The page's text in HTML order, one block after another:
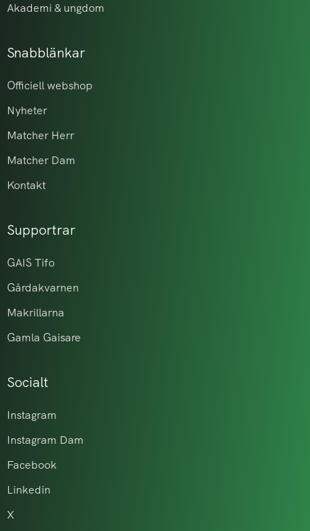
Akademi & ungdom
Snabblänkar
Officiell webshop
Nyheter
Matcher Herr
Matcher Dam
Kontakt
Supportrar
GAIS Tifo
Gårdakvarnen
Makrillarna
Gamla Gaisare
Socialt
Instagram
Instagram Dam
Facebook
Linkedin
X